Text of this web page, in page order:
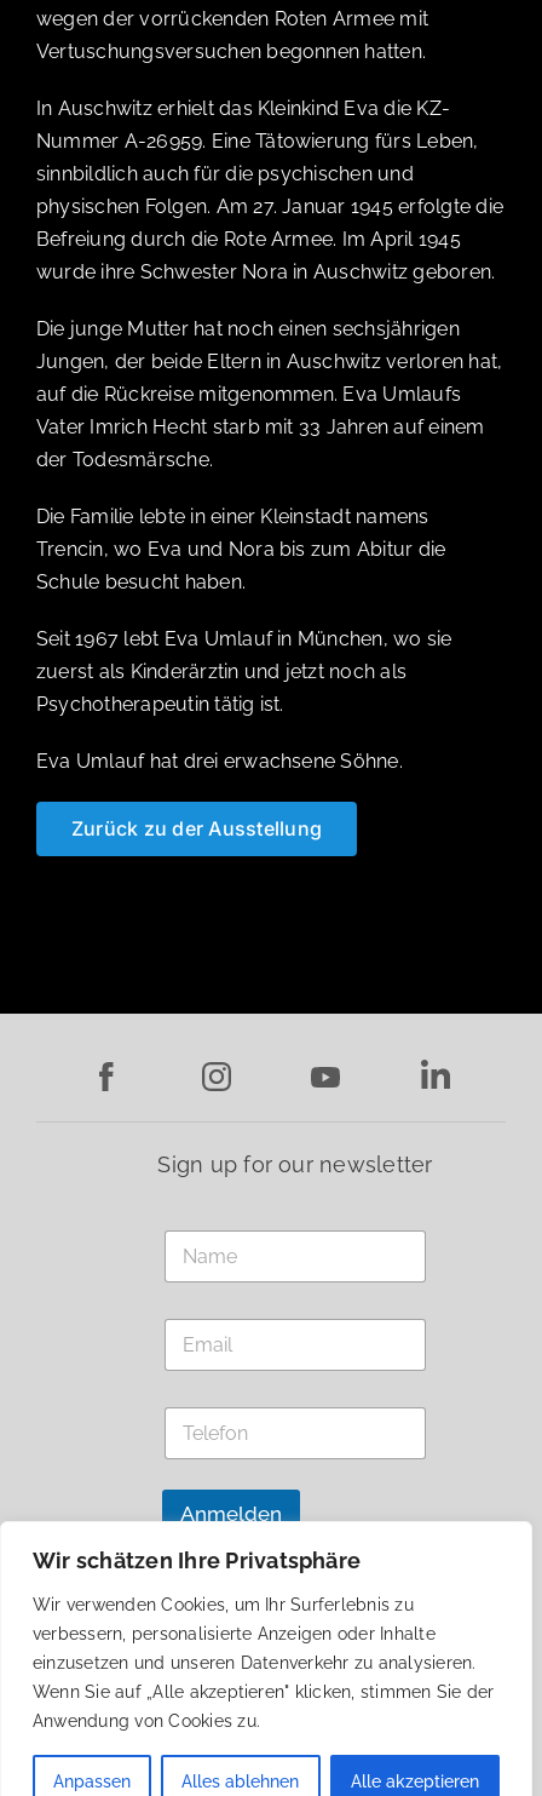
Wir schätzen Ihre Privatsphäre
Wir verwenden Cookies, um Ihr Surferlebnis zu
verbessern, personalisierte Anzeigen oder Inhalte
einzusetzen und unseren Datenverkehr zu analysieren.
Wenn Sie auf „Alle akzeptieren" klicken, stimmen Sie der
Anwendung von Cookies zu.
Anpassen Alles ablehnen Alle akzeptieren
nach:
WARENKORB
MEIN KONTO
wegen der vorrückenden Roten Armee mit
Vertuschungsversuchen begonnen hatten.
In Auschwitz erhielt das Kleinkind Eva die KZ-
Nummer A-26959. Eine Tätowierung fürs Leben,
sinnbildlich auch für die psychischen und
physischen Folgen. Am 27. Januar 1945 erfolgte die
Befreiung durch die Rote Armee. Im April 1945
wurde ihre Schwester Nora in Auschwitz geboren.
Die junge Mutter hat noch einen sechsjährigen
Jungen, der beide Eltern in Auschwitz verloren hat,
auf die Rückreise mitgenommen. Eva Umlaufs
Vater Imrich Hecht starb mit 33 Jahren auf einem
der Todesmärsche.
Die Familie lebte in einer Kleinstadt namens
Trencin, wo Eva und Nora bis zum Abitur die
Schule besucht haben.
Seit 1967 lebt Eva Umlauf in München, wo sie
zuerst als Kinderärztin und jetzt noch als
Psychotherapeutin tätig ist.
Eva Umlauf hat drei erwachsene Söhne.
Zurück zu der Ausstellung
Sign up for our newsletter
e
E
a
T
l
e
f
o
n
m
a
l
e
n
Anmelden
ÜBER JANUSZ KORCZAK
KONTAKT
AGBS
DATENSCHUTZIMPRESSUM